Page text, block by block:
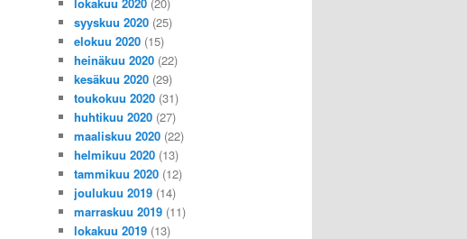
syyskuu 2020 (25)
elokuu 2020 (15)
heinäkuu 2020 (22)
kesäkuu 2020 (29)
toukokuu 2020 (31)
huhtikuu 2020 (27)
maaliskuu 2020 (22)
helmikuu 2020 (13)
tammikuu 2020 (12)
joulukuu 2019 (14)
marraskuu 2019 (11)
lokakuu 2019 (13)